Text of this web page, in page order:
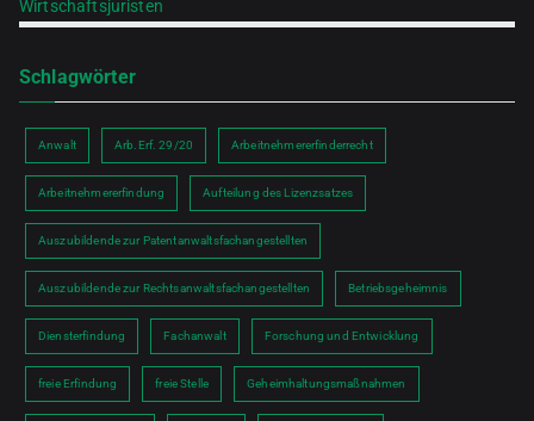
Wirtschaftsjuristen
Schlagwörter
Anwalt Arb.Erf. 29/20 Arbeitnehmererfinderrecht
Arbeitnehmererfindung Aufteilung des Lizenzsatzes
Auszubildende zur Patentanwaltsfachangestellten
Auszubildende zur Rechtsanwaltsfachangestellten Betriebsgeheimnis
Diensterfindung Fachanwalt Forschung und Entwicklung
freie Erfindung freie Stelle Geheimhaltungsmaßnahmen